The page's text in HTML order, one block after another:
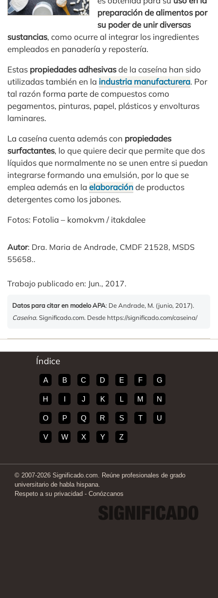
preparación de alimentos por
su poder de unir diversas
sustancias, como ocurre al integrar los ingredientes
empleados en panadería y repostería.
Estas propiedades adhesivasde la caseína han sido
utilizadas también en la industria manufacturera. Por
tal razón forma parte de compuestos como
pegamentos, pinturas, papel, plásticos y envolturas
laminares.
La caseína cuenta además con propiedades
surfactantes, lo que quiere decir que permite que dos
líquidos que normalmente no se unen entre si puedan
integrarse formando una emulsión, por lo que se
emplea además en la elaboraciónde productos
detergentes como los jabones.
Fotos: Fotolia – komokvm / itakdalee
Autor: Dra. Maria de Andrade, CMDF 21528, MSDS
55658..
Trabajo publicado en: Jun., 2017.
Datos para citar en modelo APA: De Andrade, M. (junio, 2017).
Caseína. Significado.com. Desde https://significado.com/caseina/
Índice
A B C D E F G
H I J K L M N
O P Q R S T U
V W X Y Z
© 2007-2026 Significado.com. Reúne profesionales de grado
universitario de habla hispana.
Respeto a su privacidad - Conózcanos